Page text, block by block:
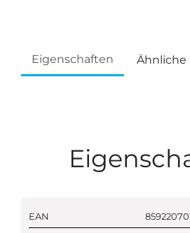
Eigenschaften Ähnliche
EAN